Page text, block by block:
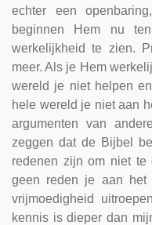
echter een
beginnen Hem nu
werkelijkheid te zien.
meer. Als je Hem
wereld je niet helpen
hele wereld je niet aan
argumenten van
zeggen dat de Bijbel
redenen zijn om niet te
geen reden je aan het
vrijmoedigheid
kennis is dieper dan